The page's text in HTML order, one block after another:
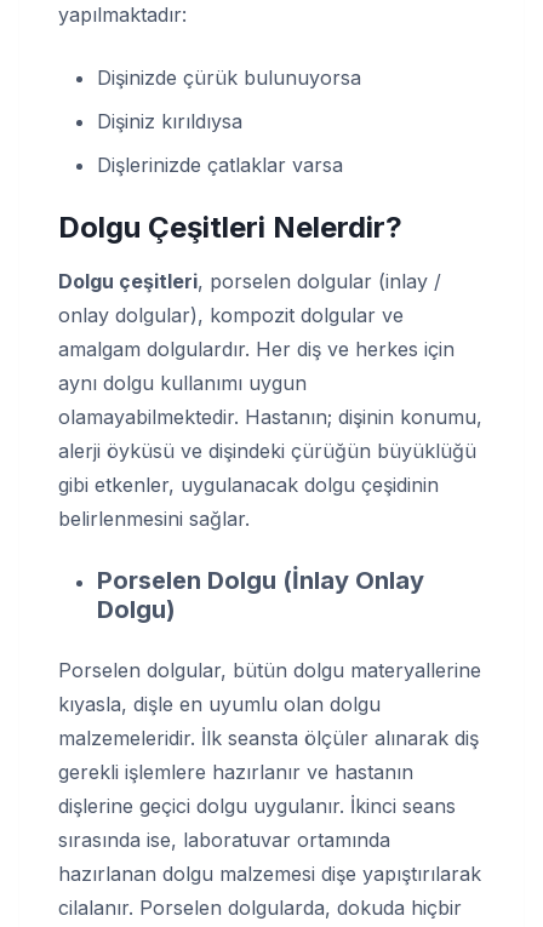
yapılmaktadır:
Dişinizde çürük bulunuyorsa
Dişiniz kırıldıysa
Dişlerinizde çatlaklar varsa
Dolgu Çeşitleri Nelerdir?
Dolgu çeşitleri, porselen dolgular (inlay /
onlay dolgular), kompozit dolgular ve
amalgam dolgulardır. Her diş ve herkes için
aynı dolgu kullanımı uygun
olamayabilmektedir. Hastanın; dişinin konumu,
alerji öyküsü ve dişindeki çürüğün büyüklüğü
gibi etkenler, uygulanacak dolgu çeşidinin
belirlenmesini sağlar.
Porselen Dolgu (İnlay Onlay
Dolgu)
Porselen dolgular, bütün dolgu materyallerine
kıyasla, dişle en uyumlu olan dolgu
malzemeleridir. İlk seansta ölçüler alınarak diş
gerekli işlemlere hazırlanır ve hastanın
dişlerine geçici dolgu uygulanır. İkinci seans
sırasında ise, laboratuvar ortamında
hazırlanan dolgu malzemesi dişe yapıştırılarak
cilalanır. Porselen dolgularda, dokuda hiçbir